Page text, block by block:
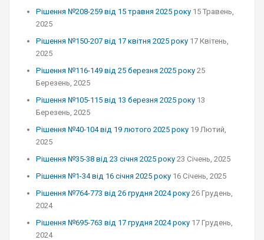
Рішення №208-259 від 15 травня 2025 року 15 Травень,
2025
Рішення №150-207 від 17 квітня 2025 року 17 Квітень,
2025
Рішення №116-149 від 25 березня 2025 року 25
Березень, 2025
Рішення №105-115 від 13 березня 2025 року 13
Березень, 2025
Рішення №40-104 від 19 лютого 2025 року 19 Лютий,
2025
Рішення №35-38 від 23 січня 2025 року 23 Січень, 2025
Рішення №1-34 від 16 січня 2025 року 16 Січень, 2025
Рішення №764-773 від 26 грудня 2024 року 26 Грудень,
2024
Рішення №695-763 від 17 грудня 2024 року 17 Грудень,
2024